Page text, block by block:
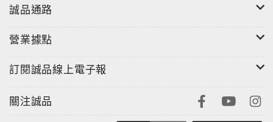
誠品通路
營業據點
訂閱誠品線上電子報
關注誠品